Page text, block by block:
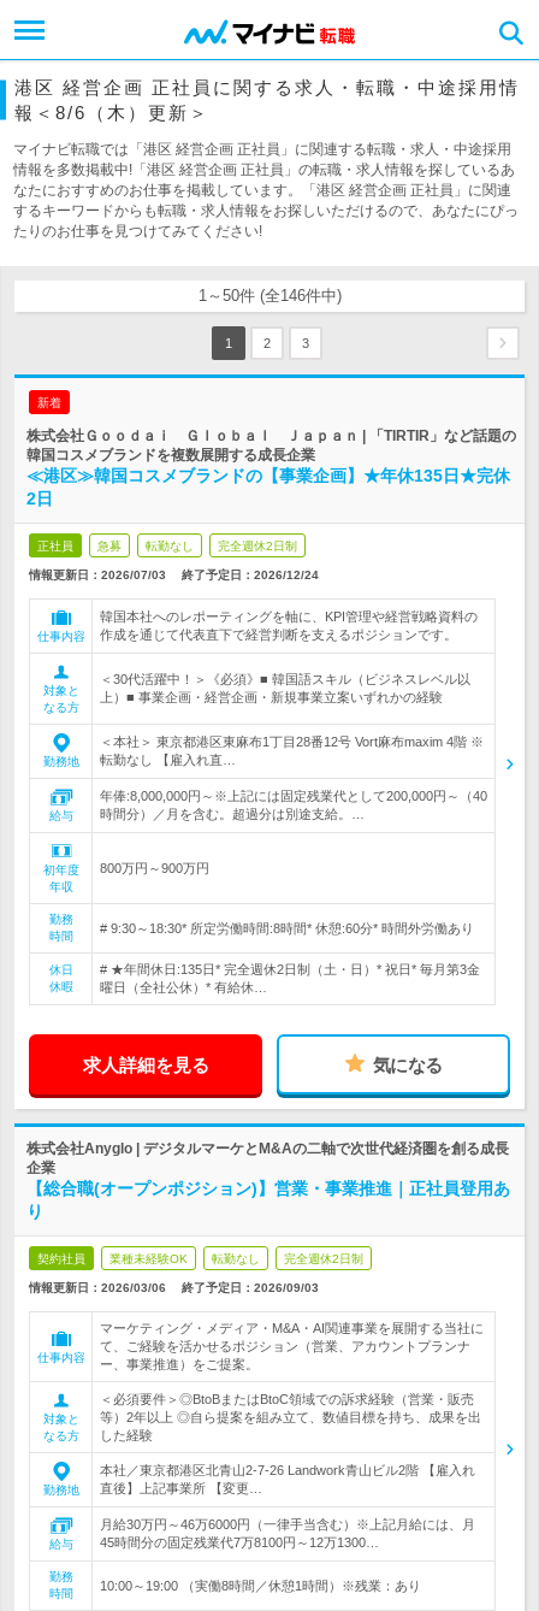
港区 経営企画 正社員に関する求人・転職・中途採用情
報＜8/6（木）更新＞
マイナビ転職では「港区 経営企画 正社員」に関連する転職・求人・中途採用
情報を多数掲載中!「港区 経営企画 正社員」の転職・求人情報を探しているあ
なたにおすすめのお仕事を掲載しています。「港区 経営企画 正社員」に関連
するキーワードからも転職・求人情報をお探しいただけるので、あなたにぴっ
たりのお仕事を見つけてみてください!
1～50件 (全146件中)
1 2 3
新着
株式会社Ｇｏｏｄａｉ Ｇｌｏｂａｌ Ｊａｐａｎ | 「TIRTIR」など話題の
韓国コスメブランドを複数展開する成長企業
≪港区≫韓国コスメブランドの【事業企画】★年休135日★完休
2日
正社員 急募 転勤なし 完全週休2日制
情報更新日：2026/07/03 終了予定日： 2026/12/24
仕事内容
韓国本社へのレポーティングを軸に、KPI管理や経営戦略資料の
作成を通じて代表直下で経営判断を支えるポジションです。
対象と
なる方
＜30代活躍中！＞《必須》■ 韓国語スキル（ビジネスレベル以
上）■ 事業企画・経営企画・新規事業立案いずれかの経験
勤務地
＜本社＞ 東京都港区東麻布1丁目28番12号 Vort麻布maxim 4階 ※
転勤なし 【雇入れ直…
給与
年俸:8,000,000円～※上記には固定残業代として200,000円～（40
時間分）／月を含む。超過分は別途支給。…
初年度
年収
800万円～900万円
勤務
時間
# 9:30～18:30* 所定労働時間:8時間* 休憩:60分* 時間外労働あり
休日
休暇
# ★年間休日:135日* 完全週休2日制（土・日）* 祝日* 毎月第3金
曜日（全社公休）* 有給休…
求人詳細を見る 気になる
株式会社Anyglo | デジタルマーケとM&Aの二軸で次世代経済圏を創る成長
企業
【総合職(オープンポジション)】営業・事業推進｜正社員登用あ
り
契約社員 業種未経験OK 転勤なし 完全週休2日制
情報更新日：2026/03/06 終了予定日： 2026/09/03
仕事内容
マーケティング・メディア・M&A・AI関連事業を展開する当社に
て、ご経験を活かせるポジション（営業、アカウントプランナ
ー、事業推進）をご提案。
対象と
なる方
＜必須要件＞◎BtoBまたはBtoC領域での訴求経験（営業・販売
等）2年以上 ◎自ら提案を組み立て、数値目標を持ち、成果を出
した経験
勤務地
本社／東京都港区北青山2-7-26 Landwork青山ビル2階 【雇入れ
直後】上記事業所 【変更…
給与
月給30万円～46万6000円（一律手当含む）※上記月給には、月
45時間分の固定残業代7万8100円～12万1300…
勤務
時間
10:00～19:00 （実働8時間／休憩1時間）※残業：あり